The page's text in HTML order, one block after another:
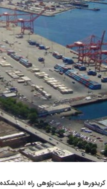
کریدورها و سیاست‌پژوهی راه